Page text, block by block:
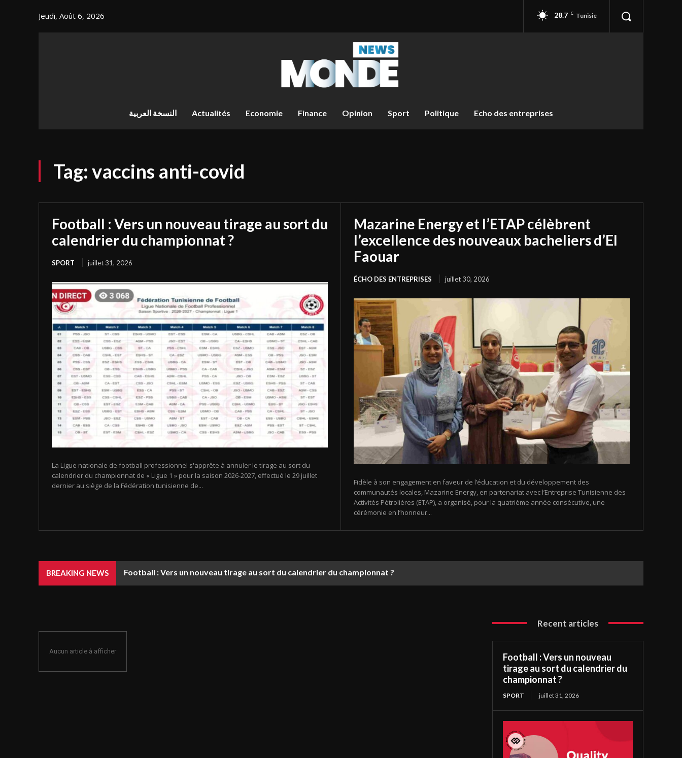
Jeudi, Août 6, 2026 28.7 C Tunisie
النسخة العربية Actualités Economie Finance Opinion Sport Politique Echo des entreprises
Tag:vaccins anti-covid
Football : Vers un nouveau tirage au sort du
calendrier du championnat ?
SPORT juillet 31, 2026
La Ligue nationale de football professionnel s'apprête à annuler le tirage au sort du
calendrier du championnat de « Ligue 1 » pour la saison 2026-2027, effectué le 29 juillet
dernier au siège de la Fédération tunisienne de...
Mazarine Energy et l’ETAP célèbrent
l’excellence des nouveaux bacheliers d’El
Faouar
ÉCHO DES ENTREPRISES juillet 30, 2026
Fidèle à son engagement en faveur de l’éducation et du développement des
communautés locales, Mazarine Energy, en partenariat avec l’Entreprise Tunisienne des
Activités Pétrolières (ETAP), a organisé, pour la quatrième année consécutive, une
cérémonie en l’honneur...
BREAKING NEWS Football : Vers un nouveau tirage au sort du calendrier du championnat ?
Aucun article à afficher
Recent articles
Football : Vers un nouveau
tirage au sort du calendrier du
championnat ?
SPORT juillet 31, 2026